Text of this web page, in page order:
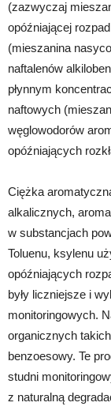
(zazwyczaj
opóźniającej
(mieszanina
naftalenów
płynnym
naftowych
węglowodorów
opóźniających
Ciężka
alkalicznych,
w substancjach
Toluenu, ksylenu
opóźniających
były liczniejsze i
monitoringowych.
organicznych
benzoesowy. Te
studni
z naturalną